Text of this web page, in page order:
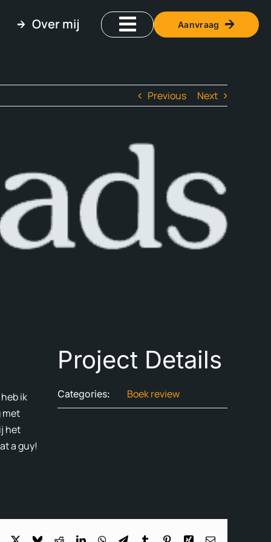
Over mij Aanvraag
Previous Next
ik
met
het
a guy!
Project Details
Categories: Boek review
BlueskyRedditLinkedInWhatsApp
TelegramTumblr PinterestXing Email